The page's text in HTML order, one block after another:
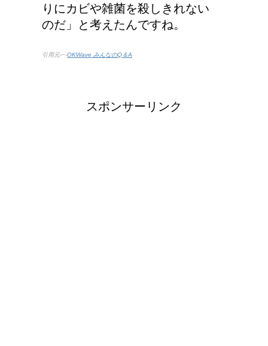
りにカビや雑菌を殺しきれない
のだ」と考えたんですね。
引用元-−-OKWave みんなのQ＆A
スポンサーリンク